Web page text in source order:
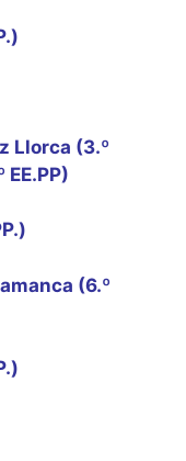
Llorca (3.º
(6.º